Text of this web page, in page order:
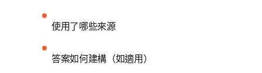
使用了哪些來源
答案如何建構（如適用）